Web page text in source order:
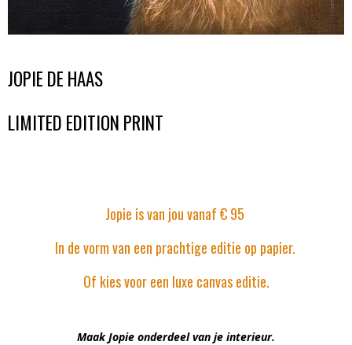
JOPIE DE HAAS
LIMITED EDITION PRINT
Jopie is van jou vanaf € 95
In de vorm van een prachtige editie op papier.
Of kies voor een luxe canvas editie.
Maak Jopie onderdeel van je interieur.